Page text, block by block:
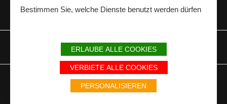
PRESSE FACHLEUTE
Avec le soutien du Fonds Européen de développement régional / Met
steun van het Europese Fonds voor Regionale Ontwikkeling / Europäischer
Fonds für Regionale Entwicklung
Bestimmen Sie, welche Dienste benutzt werden dürfen
ERLAUBE ALLE COOKIES
VERBIETE ALLE COOKIES
PERSONALISIEREN